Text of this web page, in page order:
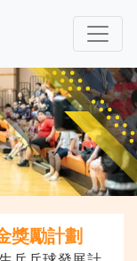
獎勵計劃